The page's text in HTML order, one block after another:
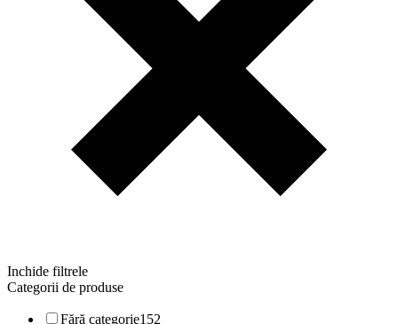
Inchide filtrele
Categorii de produse
Fără categorie152